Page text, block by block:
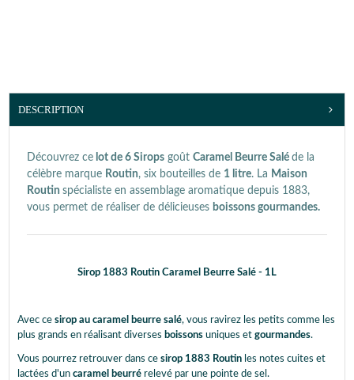
DESCRIPTION
Découvrez ce lot de 6 Sirops goût Caramel Beurre Salé de la
célèbre marque Routin, six bouteilles de 1 litre. La Maison
Routin spécialiste en assemblage aromatique depuis 1883,
vous permet de réaliser de délicieuses boissons gourmandes.
Sirop 1883 Routin Caramel Beurre Salé - 1L
Avec ce sirop au caramel beurre salé, vous ravirez les petits comme les
plus grands en réalisant diverses boissons uniques et gourmandes.
Vous pourrez retrouver dans ce sirop 1883 Routin les notes cuites et
lactées d'un caramel beurré relevé par une pointe de sel.